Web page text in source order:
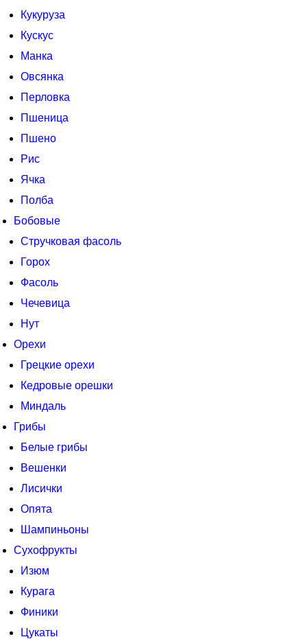
Кукуруза
Кускус
Манка
Овсянка
Перловка
Пшеница
Пшено
Рис
Ячка
Полба
Бобовые
Стручковая фасоль
Горох
Фасоль
Чечевица
Нут
Орехи
Грецкие орехи
Кедровые орешки
Миндаль
Грибы
Белые грибы
Вешенки
Лисички
Опята
Шампиньоны
Сухофрукты
Изюм
Курага
Финики
Цукаты